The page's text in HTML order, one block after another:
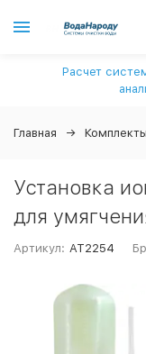
Расчет
Главная
Установка
для
Артикул: AT2254